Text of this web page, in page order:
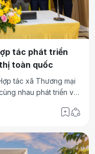
tác phát triển
toàn quốc
tác xã Thương mại
nhau phát triển và
quốc, nhằm hoàn